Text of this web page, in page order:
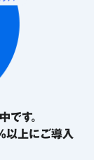
です。
上にご導入